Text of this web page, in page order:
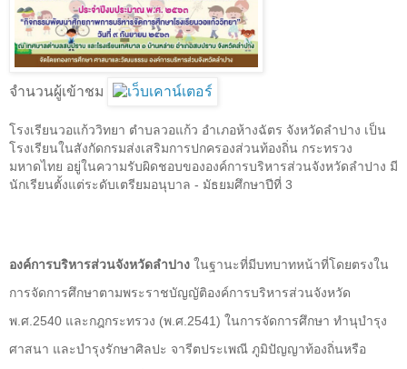
จำนวนผู้เข้าชม
โรงเรียนวอแก้ววิทยา ตำบลวอแก้ว อำเภอห้างฉัตร จังหวัดลำปาง เป็น
โรงเรียนในสังกัดกรมส่งเสริมการปกครองส่วนท้องถิ่น กระทรวง
มหาดไทย อยู่ในความรับผิดชอบขององค์การบริหารส่วนจังหวัดลำปาง มี
นักเรียนตั้งแต่ระดับเตรียมอนุบาล - มัธยมศึกษาปีที่ 3
องค์การบริหารส่วนจังหวัดลำปาง ในฐานะที่มีบทบาทหน้าที่โดยตรงใน
การจัดการศึกษาตามพระราชบัญญัติองค์การบริหารส่วนจังหวัด
พ.ศ.2540 และกฎกระทรวง (พ.ศ.2541) ในการจัดการศึกษา ทำนุบำรุง
ศาสนา และบำรุงรักษาศิลปะ จารีตประเพณี ภูมิปัญญาท้องถิ่นหรือ